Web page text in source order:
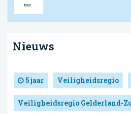
Nieuws
5 jaar Veiligheidsregio
Veiligheidsregio Gelderland-